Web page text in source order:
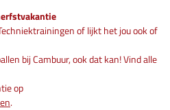
of lijkt het jou ook of
bij Cambuur, ook dat kan! Vind alle
op
.